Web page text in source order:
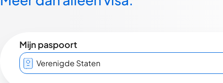
Mijn paspoort